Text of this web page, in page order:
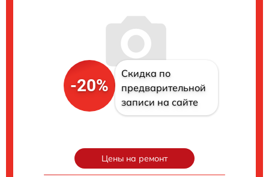
-20%
Скидка по
предварительной
записи на сайте
Цены на ремонт